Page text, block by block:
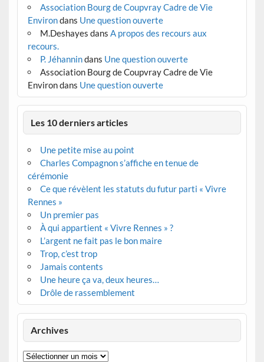
Association Bourg de Coupvray Cadre de Vie
Environdans Une question ouverte
M.Deshayes dans A propos des recours aux
recours.
P. Jéhannindans Une question ouverte
Association Bourg de Coupvray Cadre de Vie
Environdans Une question ouverte
Les 10 derniers articles
Une petite mise au point
Charles Compagnon s’affiche en tenue de
cérémonie
Ce que révèlent les statuts du futur parti « Vivre
Rennes »
Un premier pas
À qui appartient « Vivre Rennes » ?
L’argent ne fait pas le bon maire
Trop, c’est trop
Jamais contents
Une heure ça va, deux heures…
Drôle de rassemblement
Archives
Archives